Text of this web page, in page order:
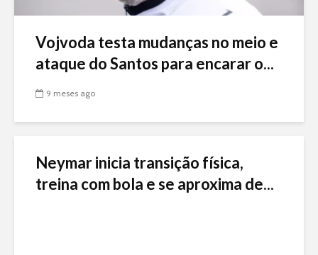
Vojvoda testa mudanças no meio e
ataque do Santos para encarar o...
9 meses ago
Neymar inicia transição física,
treina com bola e se aproxima de...